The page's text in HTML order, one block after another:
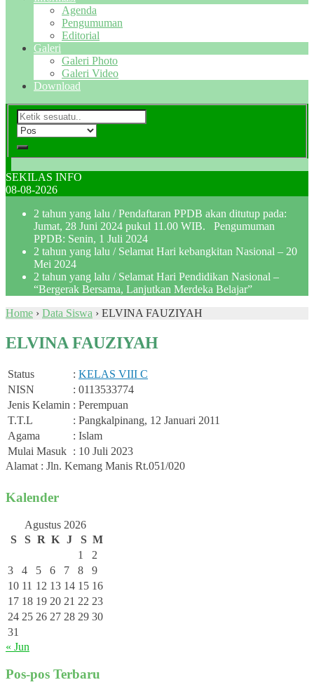
Agenda
Pengumuman
Editorial
Galeri
Galeri Photo
Galeri Video
Download
SEKILAS INFO
08-08-2026
2 tahun yang lalu / Pendaftaran PPDB akan ditutup pada:
Jumat, 28 Juni 2024 pukul 11.00 WIB. Pengumuman
PPDB: Senin, 1 Juli 2024
2 tahun yang lalu / Selamat Hari kebangkitan Nasional – 20
Mei 2024
2 tahun yang lalu / Selamat Hari Pendidikan Nasional –
“Bergerak Bersama, Lanjutkan Merdeka Belajar”
Home › Data Siswa › ELVINA FAUZIYAH
ELVINA FAUZIYAH
Status : KELAS VIII C
NISN
: 0113533774
Jenis Kelamin : Perempuan
T.T.L
: Pangkalpinang, 12 Januari 2011
Agama
: Islam
Mulai Masuk : 10 Juli 2023
Alamat : Jln. Kemang Manis Rt.051/020
Kalender
Agustus 2026
S
S R K J S M
1
2
3
4 5 6 7 8
9
10 11 12 13 14 15 16
17 18 19 20 21 22 23
24 25 26 27 28 29 30
31
« Jun
Pos-pos Terbaru